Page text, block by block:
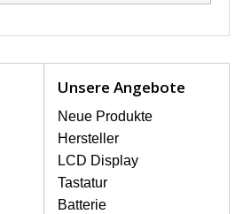
von Texten und
ist es wichtig, mit dem
Beschädigungen
Schäden, z. B.
Display oder Risse.
Streifen, das Display
unregelmäßig oder
hell.
Unsere Angebote
Neue Produkte
Hersteller
LCD Display
Tastatur
Batterie